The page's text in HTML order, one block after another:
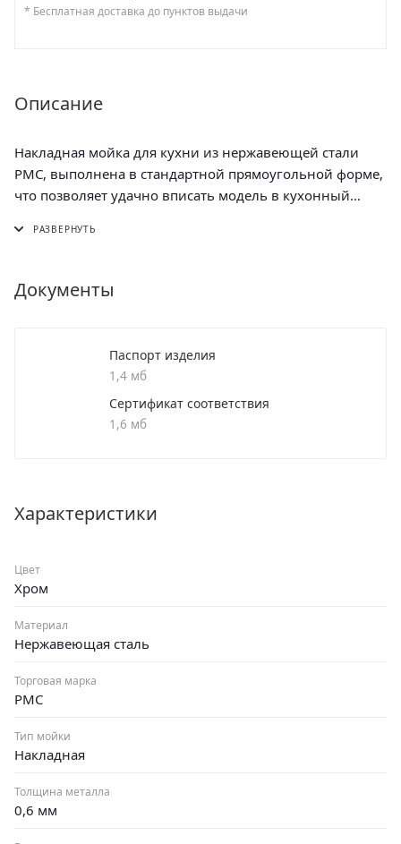
* Бесплатная доставка до пунктов выдачи
Описание
Накладная мойка для кухни из нержавеющей стали
РМС, выполнена в стандартной прямоугольной форме,
что позволяет удачно вписать модель в кухонный
Раковина для кухни имеет глубину – 170 мм и толщину
стали надежная, гигиеничная и удобная в
использовании. Мойка для кухни из нержавеющей
Понадобятся только губка и стандартное моющее
При производстве продукции ТМ РМС используются
только высококачественные материалы. Все модели
Документы
Паспорт изделия
1,4 мб
Сертификат соответствия
1,6 мб
Характеристики
Цвет
Хром
Материал
Нержавеющая сталь
Торговая марка
РМС
Тип мойки
Накладная
Толщина металла
0,6 мм